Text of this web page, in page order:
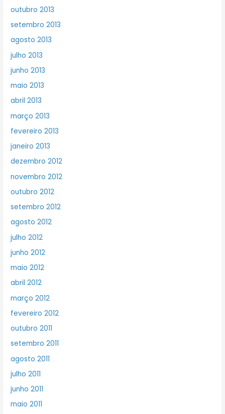
outubro 2013
setembro 2013
agosto 2013
julho 2013
junho 2013
maio 2013
abril 2013
março 2013
fevereiro 2013
janeiro 2013
dezembro 2012
novembro 2012
outubro 2012
setembro 2012
agosto 2012
julho 2012
junho 2012
maio 2012
abril 2012
março 2012
fevereiro 2012
outubro 2011
setembro 2011
agosto 2011
julho 2011
junho 2011
maio 2011